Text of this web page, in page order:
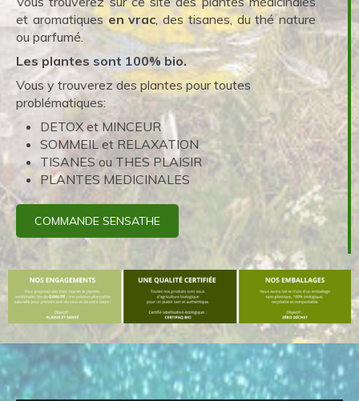
et aromatiques en vrac, des tisanes, du thé nature
ou parfumé.
Les plantes sont 100% bio.
Vous y trouverez des plantes pour toutes
problématiques:
DETOX et MINCEUR
SOMMEIL et RELAXATION
TISANES ou THES PLAISIR
PLANTES MEDICINALES
COMMANDE SENSATHE